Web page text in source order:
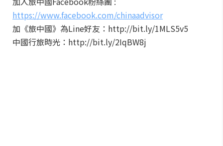
https://www.facebook.com/chinaadvisor
加《旅中國》為Line好友：http://bit.ly/1MLS5v5
中國行旅時光：http://bit.ly/2IqBW8j